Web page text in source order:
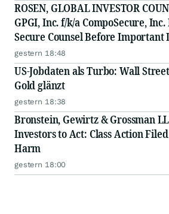
ROSEN, GLOBAL INVESTOR
GPGI, Inc. f/k/a CompoSecure,
Secure Counsel Before Important
Securities Class Action - GPGI,
gestern 18:48
US-Jobdaten als Turbo: Wall
Gold glänzt
gestern 18:38
Bronstein, Gewirtz & Grossman
Investors to Act: Class Action
Harm
gestern 18:00